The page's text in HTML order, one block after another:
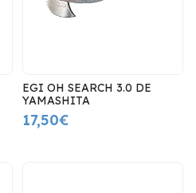
EGI OH SEARCH 3.0 DE
YAMASHITA
17,50€